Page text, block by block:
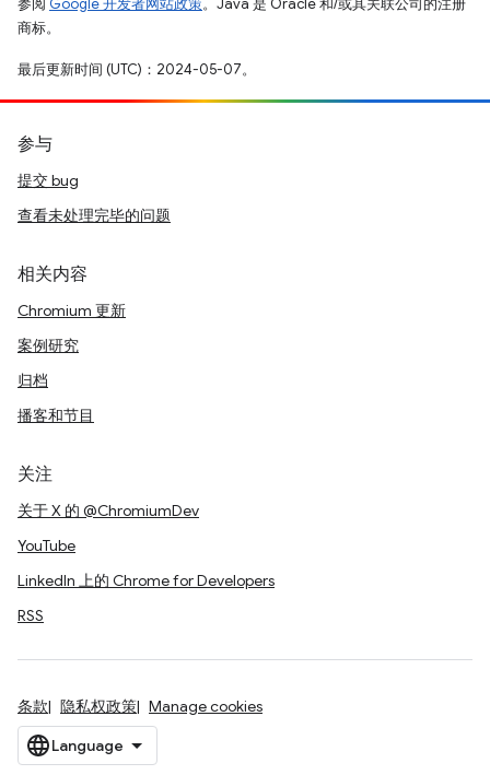
参阅 Google 开发者网站政策。Java 是 Oracle 和/或其关联公司的注册
商标。
最后更新时间 (UTC)：2024-05-07。
参与
提交 bug
查看未处理完毕的问题
相关内容
Chromium 更新
案例研究
归档
播客和节目
关注
关于 X 的 @ChromiumDev
YouTube
LinkedIn 上的 Chrome for Developers
RSS
条款 隐私权政策 Manage cookies